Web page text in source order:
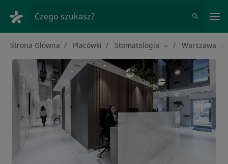
Czego szukasz?
Strona Główna Placówki Stomatologia Zmień miasto
Warszawa